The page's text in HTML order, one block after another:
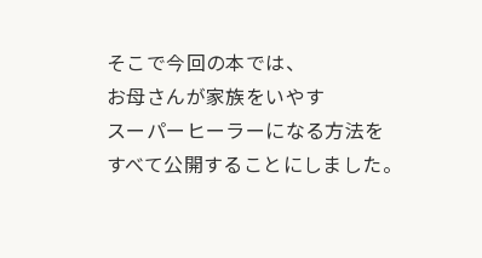
そこで今回の本では、
お母さんが家族をいやす
スーパーヒーラーになる方法を
すべて公開することにしました。